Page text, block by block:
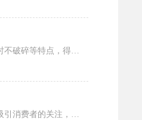
液体包装袋，以其阻隔性强、保香效果好、不透气，不透湿、不透味，不透溶剂，便于携带，在运输和收藏过程中不产生挤压、撞击、掉落时不破碎等特点，得到认可和广泛使用，常应用于奶制品的包装，...
八边封包装袋有什么吸引力？现今随着市场经济的进一步发展，大众在采购产品的时候，越来越从实用性朝观赏性方向发展，所以为了更多吸引消费者的关注，商家在包装上各种使力，就包装袋来说，八边...